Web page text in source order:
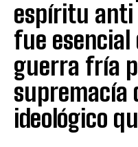
espíritu anti
fue
guerra fría
supremacía
ideológico